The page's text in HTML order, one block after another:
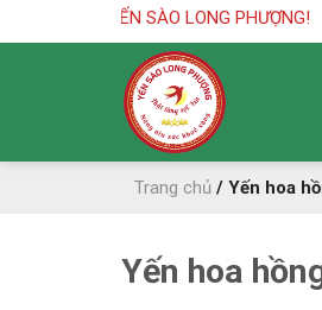
to
SÀO LONG PHƯỢNG!
Trang chủ / Yến hoa
Yến hoa